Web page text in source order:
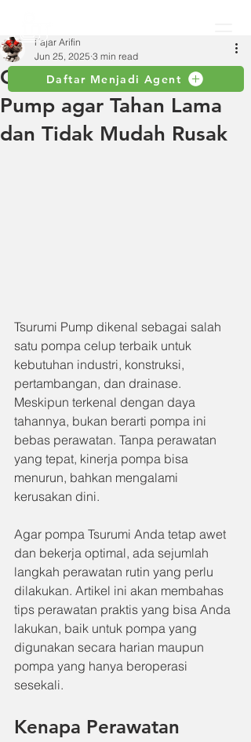
Daftar Menjadi Agent
Cara Merawat Tsurumi
Pump agar Tahan Lama
dan Tidak Mudah Rusak
Fajar Arifin
Jun 25, 2025 3 min read
Tsurumi Pump dikenal sebagai salah
satu pompa celup terbaik untuk
kebutuhan industri, konstruksi,
pertambangan, dan drainase.
Meskipun terkenal dengan daya
tahannya, bukan berarti pompa ini
bebas perawatan. Tanpa perawatan
yang tepat, kinerja pompa bisa
menurun, bahkan mengalami
kerusakan dini.
Agar pompa Tsurumi Anda tetap awet
dan bekerja optimal, ada sejumlah
langkah perawatan rutin yang perlu
dilakukan. Artikel ini akan membahas
tips perawatan praktis yang bisa Anda
lakukan, baik untuk pompa yang
digunakan secara harian maupun
pompa yang hanya beroperasi
sesekali.
Kenapa Perawatan